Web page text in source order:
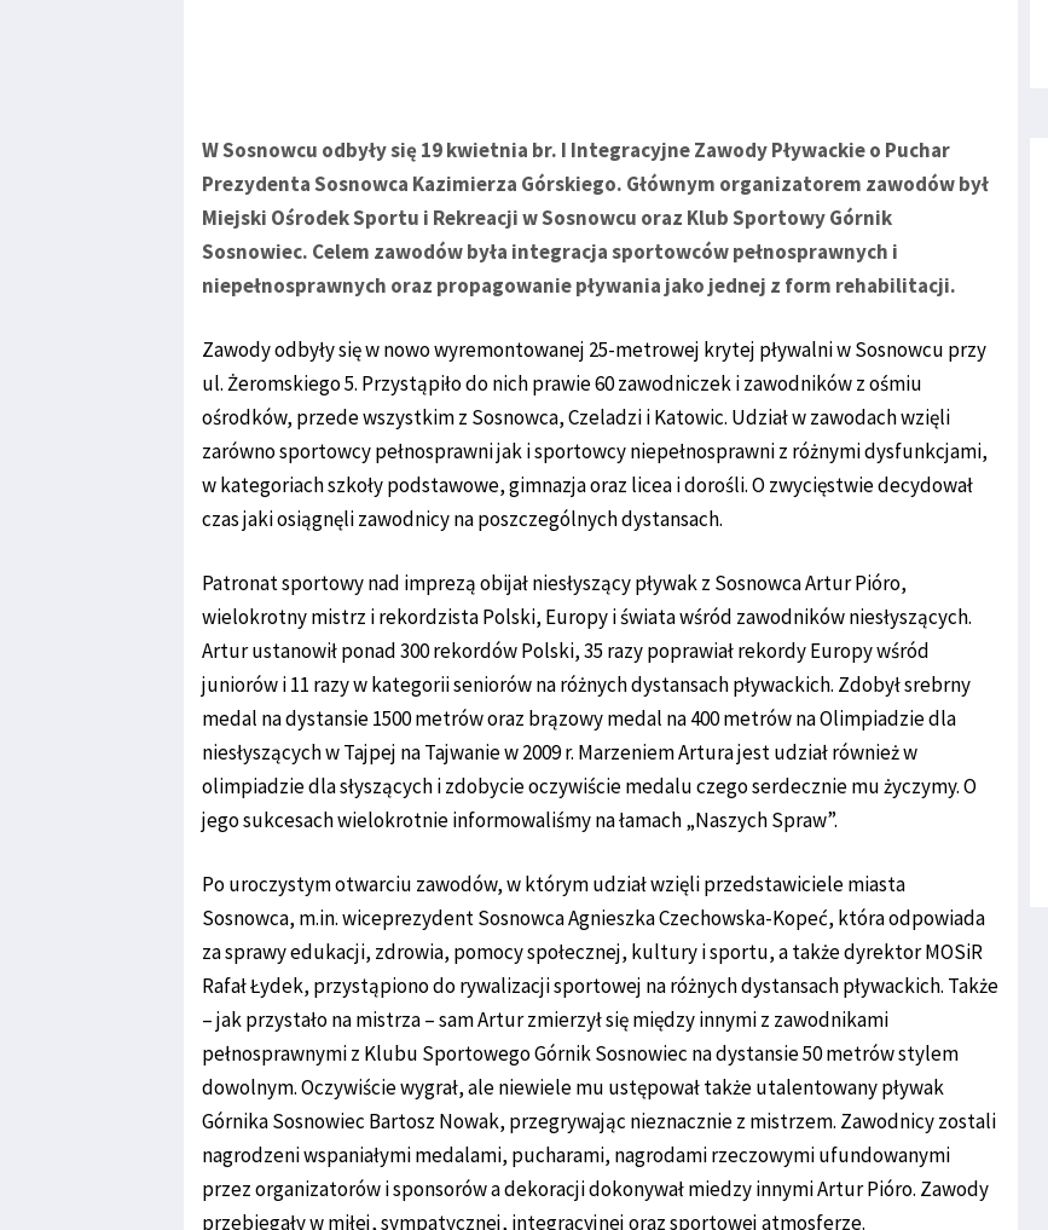
W Sosnowcu odbyły się 19 kwietnia br. I Integracyjne Zawody Pływackie o Puchar
Prezydenta Sosnowca Kazimierza Górskiego. Głównym organizatorem zawodów był
Miejski Ośrodek Sportu i Rekreacji w Sosnowcu oraz Klub Sportowy Górnik
Sosnowiec. Celem zawodów była integracja sportowców pełnosprawnych i
niepełnosprawnych oraz propagowanie pływania jako jednej z form rehabilitacji.
Zawody odbyły się w nowo wyremontowanej 25-metrowej krytej pływalni w Sosnowcu przy
ul. Żeromskiego 5. Przystąpiło do nich prawie 60 zawodniczek i zawodników z ośmiu
ośrodków, przede wszystkim z Sosnowca, Czeladzi i Katowic. Udział w zawodach wzięli
zarówno sportowcy pełnosprawni jak i sportowcy niepełnosprawni z różnymi dysfunkcjami,
w kategoriach szkoły podstawowe, gimnazja oraz licea i dorośli. O zwycięstwie decydował
czas jaki osiągnęli zawodnicy na poszczególnych dystansach.
Patronat sportowy nad imprezą obijał niesłyszący pływak z Sosnowca Artur Pióro,
wielokrotny mistrz i rekordzista Polski, Europy i świata wśród zawodników niesłyszących.
Artur ustanowił ponad 300 rekordów Polski, 35 razy poprawiał rekordy Europy wśród
juniorów i 11 razy w kategorii seniorów na różnych dystansach pływackich. Zdobył srebrny
medal na dystansie 1500 metrów oraz brązowy medal na 400 metrów na Olimpiadzie dla
niesłyszących w Tajpej na Tajwanie w 2009 r. Marzeniem Artura jest udział również w
olimpiadzie dla słyszących i zdobycie oczywiście medalu czego serdecznie mu życzymy. O
jego sukcesach wielokrotnie informowaliśmy na łamach „Naszych Spraw”.
Po uroczystym otwarciu zawodów, w którym udział wzięli przedstawiciele miasta
Sosnowca, m.in. wiceprezydent Sosnowca Agnieszka Czechowska-Kopeć, która odpowiada
za sprawy edukacji, zdrowia, pomocy społecznej, kultury i sportu, a także dyrektor MOSiR
Rafał Łydek, przystąpiono do rywalizacji sportowej na różnych dystansach pływackich. Także
– jak przystało na mistrza – sam Artur zmierzył się między innymi z zawodnikami
pełnosprawnymi z Klubu Sportowego Górnik Sosnowiec na dystansie 50 metrów stylem
dowolnym. Oczywiście wygrał, ale niewiele mu ustępował także utalentowany pływak
Górnika Sosnowiec Bartosz Nowak, przegrywając nieznacznie z mistrzem. Zawodnicy zostali
nagrodzeni wspaniałymi medalami, pucharami, nagrodami rzeczowymi ufundowanymi
przez organizatorów i sponsorów a dekoracji dokonywał miedzy innymi Artur Pióro. Zawody
przebiegały w miłej, sympatycznej, integracyjnej oraz sportowej atmosferze.